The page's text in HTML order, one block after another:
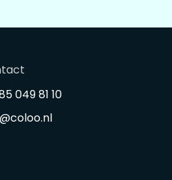
049 81 10